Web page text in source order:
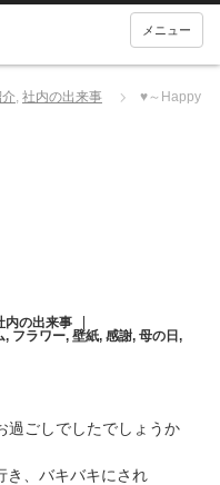
メニュー
, 社内の出来事
♥～Happy
内の出来事
, フラワー, 壁紙, 感謝, 母の日 ,
過ごしでしたでしょうか
き、バキバキにされ